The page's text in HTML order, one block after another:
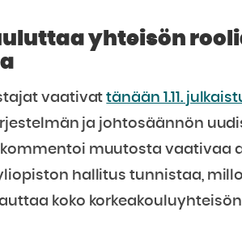
yhteisön
vaativattänään 1.11.
ja johtosäännön
kommentoi muutosta vaativaa
hallitus tunnistaa,
koko